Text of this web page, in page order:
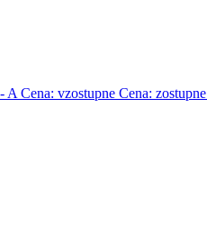
ACena: vzostupne Cena: zostupne